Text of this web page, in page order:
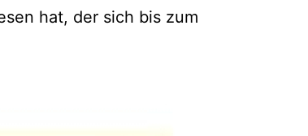
hat, der sich bis zum